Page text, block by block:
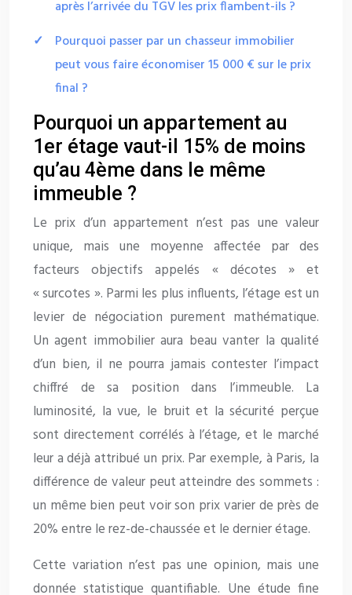
après l’arrivée du TGV les prix flambent-ils ?
Pourquoi passer par un chasseur immobilier
peut vous faire économiser 15 000 € sur le prix
final ?
Pourquoi un appartement au
1er étage vaut-il 15% de moins
qu’au 4ème dans le même
immeuble ?
Le prix d’un appartement n’est pas une valeur
unique, mais une moyenne affectée par des
facteurs objectifs appelés « décotes » et
« surcotes ». Parmi les plus influents, l’étage est un
levier de négociation purement mathématique.
Un agent immobilier aura beau vanter la qualité
d’un bien, il ne pourra jamais contester l’impact
chiffré de sa position dans l’immeuble. La
luminosité, la vue, le bruit et la sécurité perçue
sont directement corrélés à l’étage, et le marché
leur a déjà attribué un prix. Par exemple, à Paris, la
différence de valeur peut atteindre des sommets :
un même bien peut voir son prix varier de près de
20% entre le rez-de-chaussée et le dernier étage.
Cette variation n’est pas une opinion, mais une
donnée statistique quantifiable. Une étude fine